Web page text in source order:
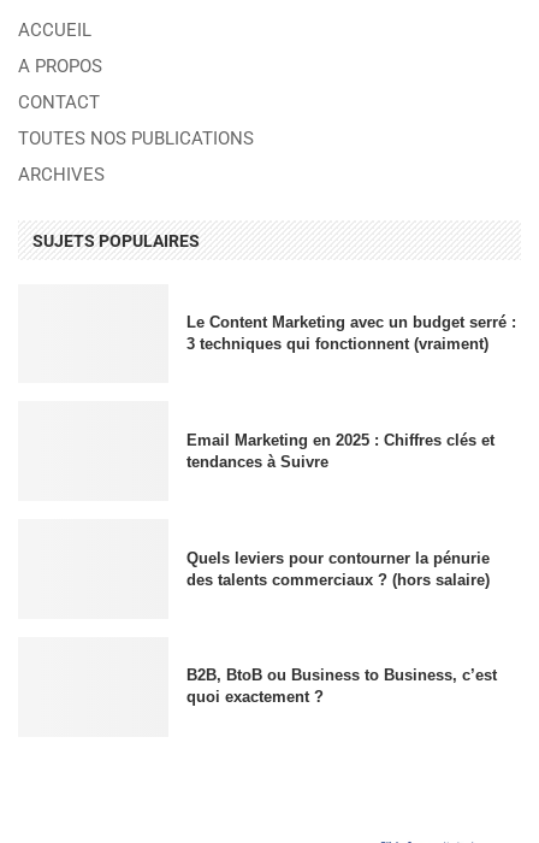
ACCUEIL
A PROPOS
CONTACT
TOUTES NOS PUBLICATIONS
ARCHIVES
SUJETS POPULAIRES
Le Content Marketing avec un budget serré :
3 techniques qui fonctionnent (vraiment)
Email Marketing en 2025 : Chiffres clés et
tendances à Suivre
Quels leviers pour contourner la pénurie
des talents commerciaux ? (hors salaire)
B2B, BtoB ou Business to Business, c’est
quoi exactement ?